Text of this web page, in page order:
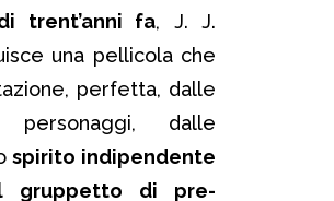
trent’anni fa, J. J.
una pellicola che
perfetta, dalle
dalle
spirito indipendente
gruppetto di pre-